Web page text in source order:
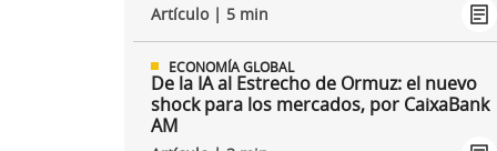
Artículo | 5 min
ECONOMÍA GLOBAL
De la IA al Estrecho de Ormuz: el nuevo
shock para los mercados, por CaixaBank
AM